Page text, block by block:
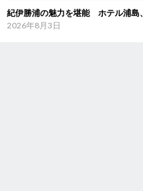
紀伊勝浦の魅力を堪能 ホテル浦島
2026年8月3日